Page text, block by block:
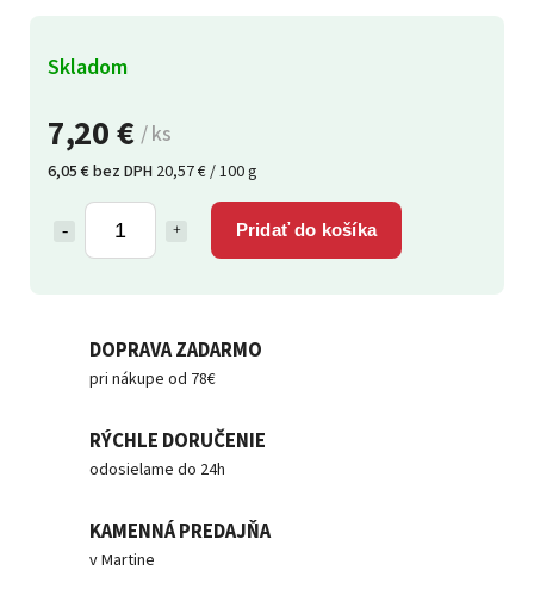
7,20 € / ks
6,05 € bez DPH 20,57 € / 100 g
Pridať do košíka
Skladom
DOPRAVA ZADARMO
pri nákupe od 78€
RÝCHLE DORUČENIE
odosielame do 24h
KAMENNÁ PREDAJŇA
v Martine